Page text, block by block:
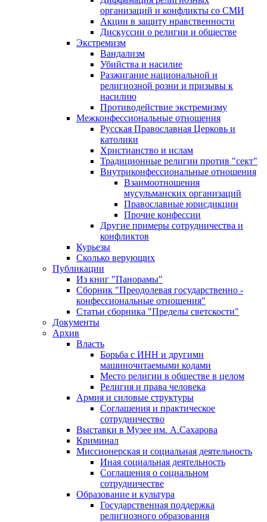
организаций и конфликты со СМИ
Акции в защиту нравственности
Дискуссии о религии и обществе
Экстремизм
Вандализм
Убийства и насилие
Разжигание национальной и
религиозной розни и призывы к
насилию
Противодействие экстремизму
Межконфессиональные отношения
Русская Православная Церковь и
католики
Христианство и ислам
Традиционные религии против "сект"
Внутриконфессиональные отношения
Взаимоотношения
мусульманских организаций
Православные юрисдикции
Прочие конфессии
Другие примеры сотрудничества и
конфликтов
Курьезы
Сколько верующих
Публикации
Из книг "Панорамы"
Сборник "Преодолевая государственно -
конфессиональные отношения"
Статьи сборника "Пределы светскости"
Документы
Архив
Власть
Борьба с ИНН и другими
машиночитаемыми кодами
Место религии в обществе в целом
Религия и права человека
Армия и силовые структуры
Соглашения и практическое
сотрудничество
Выставки в Музее им. А.Сахарова
Криминал
Миссионерская и социальная деятельность
Иная социальная деятельность
Соглашения о социальном
сотрудничестве
Образование и культура
Государственная поддержка
религиозного образования